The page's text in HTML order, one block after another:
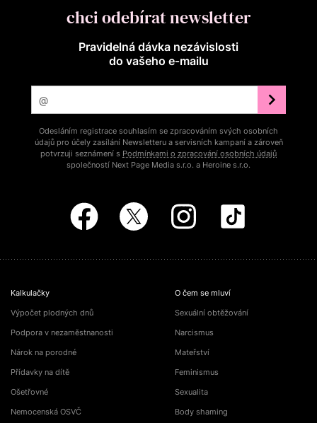
chci odebírat newsletter
Pravidelná dávka nezávislosti
do vašeho e‑mailu
Odesláním registrace souhlasím se zpracováním svých osobních
údajů pro účely zasílání Newsletteru a servisních kampaní a zároveň
potvrzuji seznámení s Podmínkami o zpracování osobních údajů
společností Next Page Media s.r.o. a Heroine s.r.o.
Kalkulačky
Výpočet plodných dnů
Podpora v nezaměstnanosti
Nárok na porodné
Přídavky na dítě
Ošetřovné
Nemocenská OSVČ
O čem se mluví
Sexuální obtěžování
Narcismus
Mateřství
Feminismus
Sexualita
Body shaming